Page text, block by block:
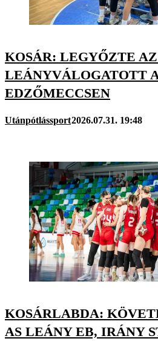
KOSÁR: LEGYŐZTE AZ
LEÁNYVÁLOGATOTT
EDZŐMECCSEN
Utánpótlássport2026.07.31. 19:48
KOSÁRLABDA:
AS LEÁNY EB, IRÁNY